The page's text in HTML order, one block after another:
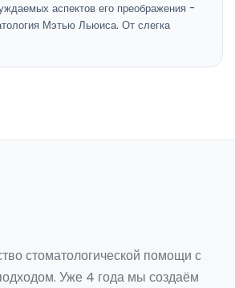
аспектов его преображения -
Мэтью Льюиса. От слегка
стоматологической помощи с
Уже 4 года мы создаём